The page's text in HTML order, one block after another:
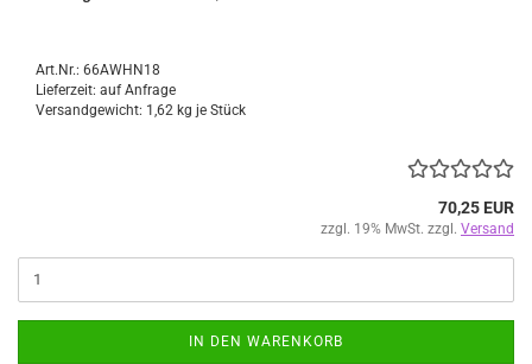
Art.Nr.: 66AWHN18
Lieferzeit: auf Anfrage
Versandgewicht: 1,62 kg je Stück
70,25 EUR
zzgl. 19% MwSt. zzgl. Versand
IN DEN WARENKORB